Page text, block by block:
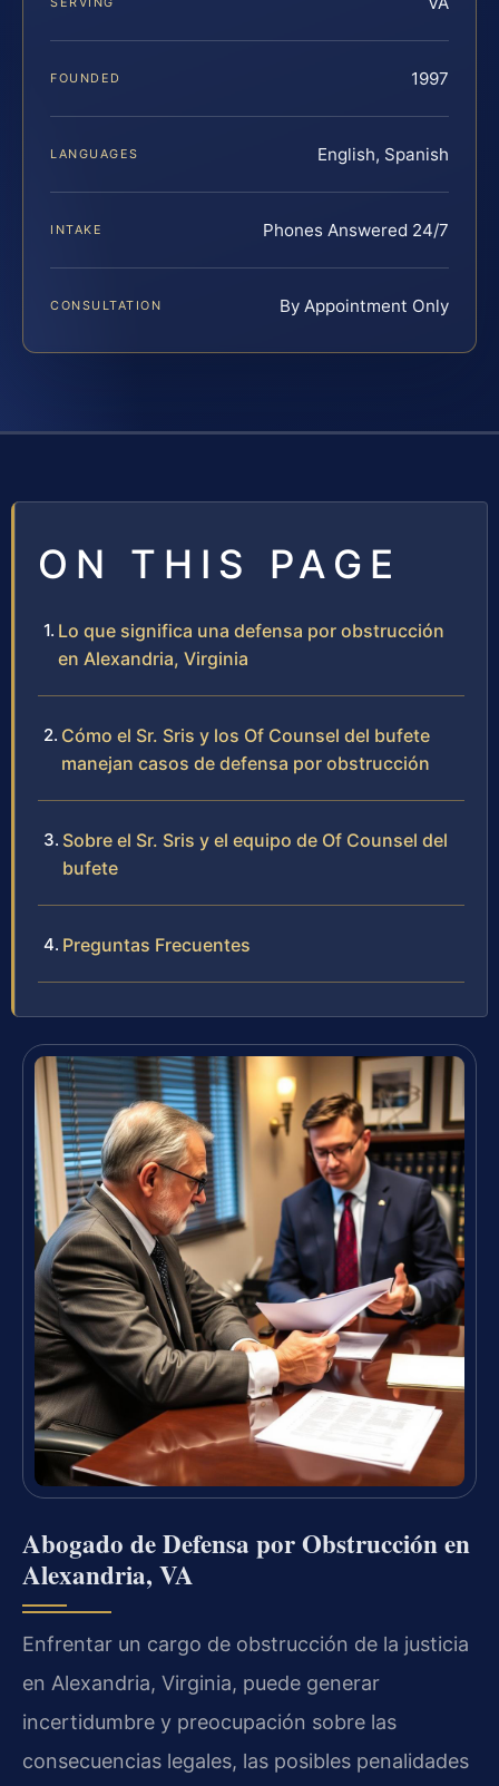
FOUNDED 1997
LANGUAGES English, Spanish
INTAKE Phones Answered 24/7
CONSULTATION By Appointment Only
ON THIS PAGE
Lo que significa una defensa por obstrucción
en Alexandria, Virginia
Cómo el Sr. Sris y los Of Counsel del bufete
manejan casos de defensa por obstrucción
Sobre el Sr. Sris y el equipo de Of Counsel del
bufete
Preguntas Frecuentes
Abogado de Defensa por Obstrucción en
Alexandria, VA
Enfrentar un cargo de obstrucción de la justicia
en Alexandria, Virginia, puede generar
incertidumbre y preocupación sobre las
consecuencias legales, las posibles penalidades